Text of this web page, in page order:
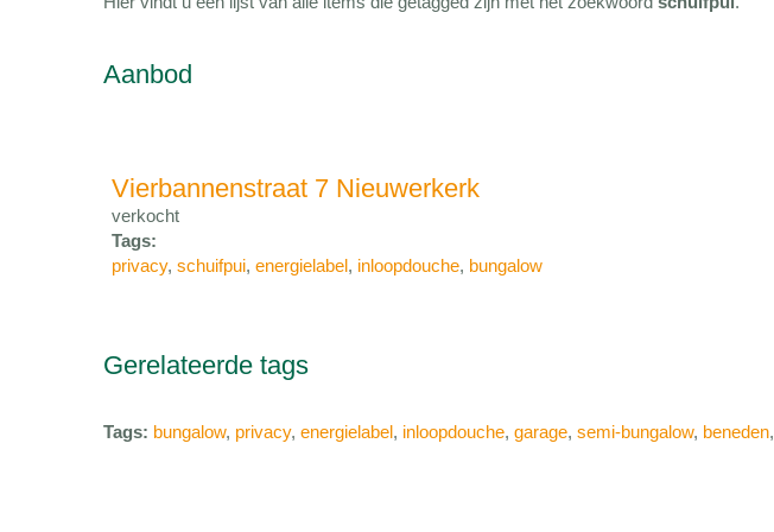
Aanbod
Vierbannenstraat 7 Nieuwerkerk
verkocht
Tags:
privacy, schuifpui, energielabel, inloopdouche, bungalow
Gerelateerde tags
Tags: bungalow, privacy, energielabel, inloopdouche, garage, semi-bungalow, beneden,